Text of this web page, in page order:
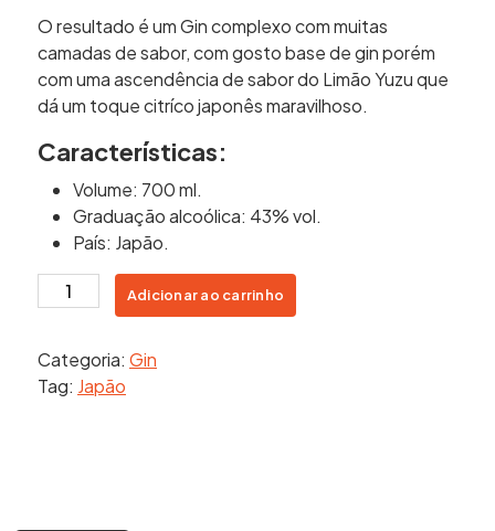
O resultado é um Gin complexo com muitas
camadas de sabor, com gosto base de gin porém
com uma ascendência de sabor do Limão Yuzu que
dá um toque citríco japonês maravilhoso.
Características:
Volume: 700 ml.
Graduação alcoólica: 43% vol.
País: Japão.
Roku
quantidade
Adicionar ao carrinho
Categoria: Gin
Tag: Japão